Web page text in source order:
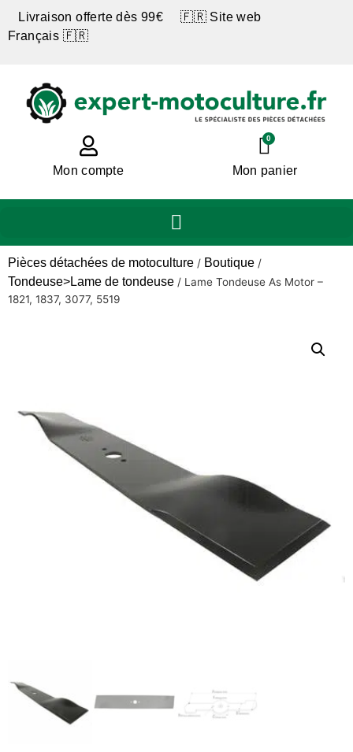
Livraison offerte dès 99€ 🇫🇷 Site web
Français 🇫🇷
Mon compte
0
Mon panier
Pièces détachées de motoculture / Boutique /
Tondeuse>Lame de tondeuse / Lame Tondeuse As Motor –
1821, 1837, 3077, 5519